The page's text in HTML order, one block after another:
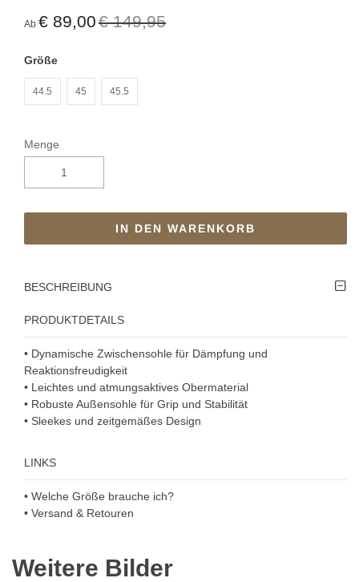
Ab € 89,00€ 149,95
Größe
44.5 45 45.5
Menge
IN DEN WARENKORB
BESCHREIBUNG
PRODUKTDETAILS
• Dynamische Zwischensohle für Dämpfung und
Reaktionsfreudigkeit
• Leichtes und atmungsaktives Obermaterial
• Robuste Außensohle für Grip und Stabilität
• Sleekes und zeitgemäßes Design
LINKS
• Welche Größe brauche ich?
• Versand & Retouren
Weitere Bilder